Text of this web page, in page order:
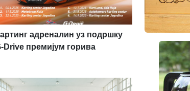
адреналин уз подршку
Drive премијум горива